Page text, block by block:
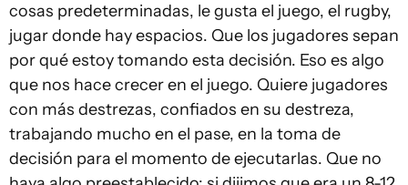
cosas predeterminadas, le gusta el juego, el rugby,
jugar donde hay espacios. Que los jugadores sepan
por qué estoy tomando esta decisión. Eso es algo
que nos hace crecer en el juego. Quiere jugadores
con más destrezas, confiados en su destreza,
trabajando mucho en el pase, en la toma de
decisión para el momento de ejecutarlas. Que no